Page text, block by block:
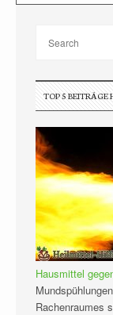
TOP 5 BEITRÄGE
Hausmittel
Rachenraumes